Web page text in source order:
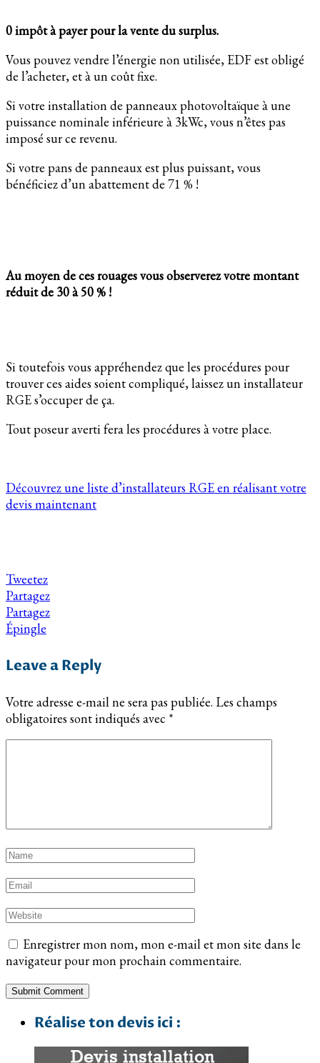
0 impôt à payer pour la vente du surplus.
Vous pouvez vendre l’énergie non utilisée, EDF est obligé
de l’acheter, et à un coût fixe.
Si votre installation de panneaux photovoltaïque à une
puissance nominale inférieure à 3kWc, vous n’êtes pas
imposé sur ce revenu.
Si votre pans de panneaux est plus puissant, vous
bénéficiez d’un abattement de 71 % !
Au moyen de ces rouages vous observerez votre montant
réduit de 30 à 50 % !
Si toutefois vous appréhendez que les procédures pour
trouver ces aides soient compliqué, laissez un installateur
RGE s’occuper de ça.
Tout poseur averti fera les procédures à votre place.
Découvrez une liste d’installateurs RGE en réalisant votre
devis maintenant
Tweetez
Partagez
Partagez
Épingle
Leave a Reply
Votre adresse e-mail ne sera pas publiée. Les champs
obligatoires sont indiqués avec *
Enregistrer mon nom, mon e-mail et mon site dans le
navigateur pour mon prochain commentaire.
Réalise ton devis ici :